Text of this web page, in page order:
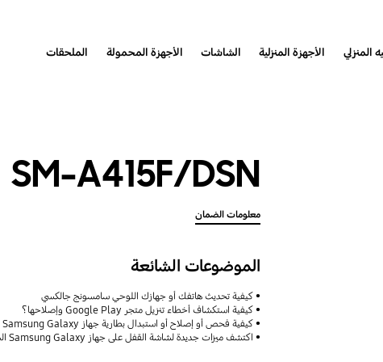
المنزلي الأجهزة المنزلية الشاشات الأجهزة المحمولة الملحقات
SM-A415F/DSN
معلومات الضمان
الموضوعات الشائعة
كيفية تحديث هاتفك أو جهازك اللوحي سامسونج جالكسي
كيفية استكشاف أخطاء تنزيل متجر Google Play وإصلاحها؟
كيفية فحص أو إصلاح أو استبدال بطارية جهاز Samsung Galaxy
اكتشف ميزات جديدة لشاشة القفل على جهاز Samsung Galaxy الخاص بك